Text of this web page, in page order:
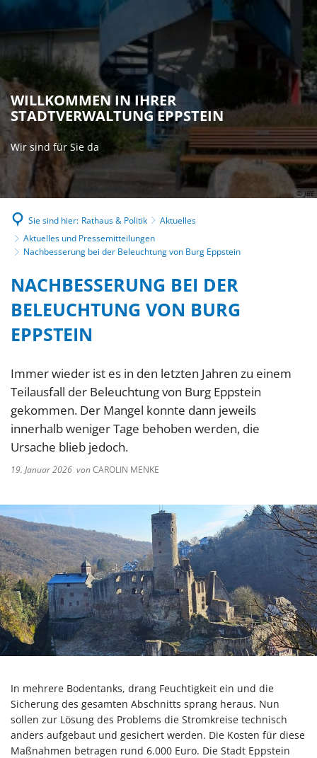
© JBE
WILLKOMMEN IN IHRER
STADTVERWALTUNG EPPSTEIN
Wir sind für Sie da
Sie sind hier: Rathaus & Politik
Aktuelles
Aktuelles und Pressemitteilungen
Nachbesserung bei der Beleuchtung von Burg Eppstein
NACHBESSERUNG BEI DER
BELEUCHTUNG VON BURG
EPPSTEIN
Immer wieder ist es in den letzten Jahren zu einem
Teilausfall der Beleuchtung von Burg Eppstein
gekommen. Der Mangel konnte dann jeweils
innerhalb weniger Tage behoben werden, die
Ursache blieb jedoch.
19. Januar 2026 vonCAROLIN MENKE
In mehrere Bodentanks, drang Feuchtigkeit ein und die
Sicherung des gesamten Abschnitts sprang heraus. Nun
sollen zur Lösung des Problems die Stromkreise technisch
anders aufgebaut und gesichert werden. Die Kosten für diese
Maßnahmen betragen rund 6.000 Euro. Die Stadt Eppstein